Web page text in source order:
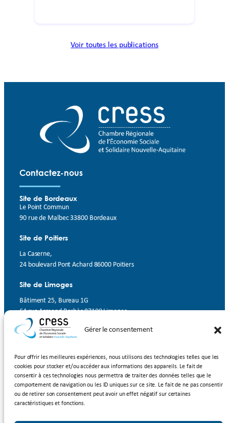
Gérer le consentement
Pour offrir les meilleures expériences, nous utilisons des technologies telles que les
cookies pour stocker et/ou accéder aux informations des appareils. Le fait de
consentir à ces technologies nous permettra de traiter des données telles que le
comportement de navigation ou les ID uniques sur ce site. Le fait de ne pas consentir
ou de retirer son consentement peut avoir un effet négatif sur certaines
caractéristiques et fonctions.
Voir toutes les publications
Contactez-nous
Site de Bordeaux
Le Point Commun
90 rue de Malbec 33800 Bordeaux
Site de Poitiers
La Caserne,
24 boulevard Pont Achard 86000 Poitiers
Site de Limoges
Bâtiment 25, Bureau 1G
64 rue Armand Barbès 87100 Limoges
Contact
LinkedIn Facebook YouTube
Inscrivez-vous à notre newsletter